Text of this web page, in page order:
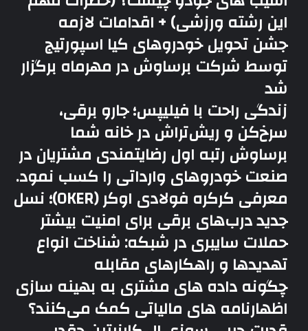
این رشته ورزشی) + اقدامات لازمه
جشن تحویل خودروهای کیا اسپورتیج
توسط شرکت برساوش در مهرماه برگزار
شد
زندگی راحت با فیلیپس؛ جارو برقی،
سرخ‌کن و ریش‌تراش در خانه شما
برساوش رتبه اول رضایتمندی مشتریان در
صنعت خودروهای وارداتی را کسب نمود.
معرفی کرکره فولادی اوکر (OKER)؛ نسل
جدید درب‌های برقی برای امنیت بیشتر
حملات سایبری در شبکه: شناخت انواع
تهدیدها و راهکارهای مقابله
چگونه داده های مشتری به بهینه سازی
اظهارنامه های مالیاتی کمک می‌کنند؟